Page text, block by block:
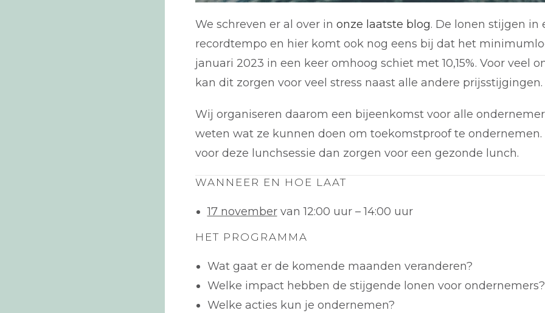
We schreven er al over in onze laatste blog. De lonen stijgen in
recordtempo en hier komt ook nog eens bij dat het
januari 2023 in een keer omhoog schiet met 10,15%. Voor veel
kan dit zorgen voor veel stress naast alle andere prijsstijgingen.
Wij organiseren daarom een bijeenkomst voor alle
weten wat ze kunnen doen om toekomstproof te ondernemen.
voor deze lunchsessie dan zorgen voor een gezonde lunch.
WANNEER EN HOE LAAT
17 novembervan 12:00 uur – 14:00 uur
HET PROGRAMMA
Wat gaat er de komende maanden veranderen?
Welke impact hebben de stijgende lonen voor ondernemers?
Welke acties kun je ondernemen?